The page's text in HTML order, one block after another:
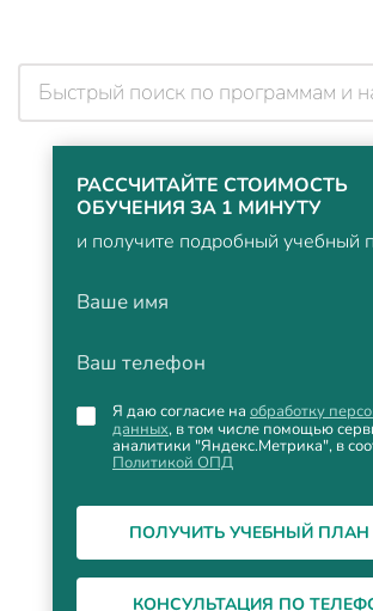
РАССЧИТАЙТЕ СТОИМОСТЬ
ОБУЧЕНИЯ ЗА 1 МИНУТУ
и получите подробный учебный
Ваше имя
Ваш телефон
Я даю согласие на обработку
данных, в том числе помощью
аналитики "Яндекс.Метрика", в
Политикой ОПД
ПОЛУЧИТЬ УЧЕБНЫЙ ПЛАН
КОНСУЛЬТАЦИЯ ПО